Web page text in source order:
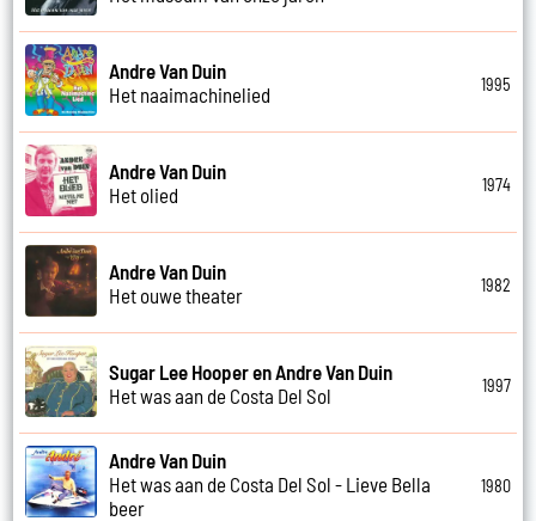
Andre Van Duin
Het naaimachinelied
1995
Andre Van Duin
Het olied
1974
Andre Van Duin
Het ouwe theater
1982
Sugar Lee Hooper en Andre Van Duin
Het was aan de Costa Del Sol
1997
Andre Van Duin
Het was aan de Costa Del Sol - Lieve Bella
beer
1980